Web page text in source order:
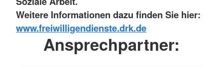
Weitere Informationen dazu finden Sie hier:
www.freiwilligendienste.drk.de
Ansprechpartner: